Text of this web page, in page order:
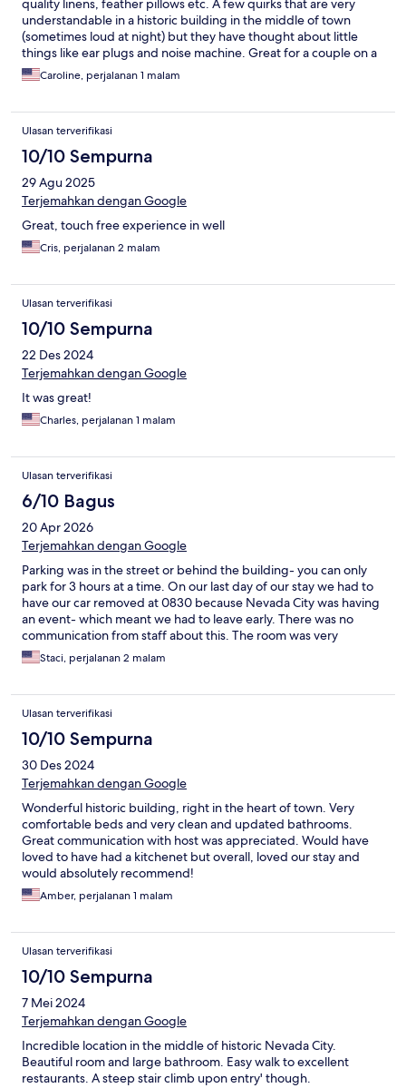
quality linens, feather pillows etc. A few quirks that are very
understandable in a historic building in the middle of town
(sometimes loud at night) but they have thought about little
things like ear plugs and noise machine. Great for a couple on a
mid week getaway
Caroline, perjalanan 1 malam
Ulasan terverifikasi
10/10 Sempurna
29 Agu 2025
Terjemahkan dengan Google
Great, touch free experience in well
Cris, perjalanan 2 malam
Ulasan terverifikasi
10/10 Sempurna
22 Des 2024
Terjemahkan dengan Google
It was great!
Charles, perjalanan 1 malam
Ulasan terverifikasi
6/10 Bagus
20 Apr 2026
Terjemahkan dengan Google
Parking was in the street or behind the building- you can only
park for 3 hours at a time. On our last day of our stay we had to
have our car removed at 0830 because Nevada City was having
an event- which meant we had to leave early. There was no
communication from staff about this. The room was very
expensive for no ice or coffee for the room and no parking
convenience.
Staci, perjalanan 2 malam
Ulasan terverifikasi
10/10 Sempurna
30 Des 2024
Terjemahkan dengan Google
Wonderful historic building, right in the heart of town. Very
comfortable beds and very clean and updated bathrooms.
Great communication with host was appreciated. Would have
loved to have had a kitchenet but overall, loved our stay and
would absolutely recommend!
Amber, perjalanan 1 malam
Ulasan terverifikasi
10/10 Sempurna
7 Mei 2024
Terjemahkan dengan Google
Incredible location in the middle of historic Nevada City.
Beautiful room and large bathroom. Easy walk to excellent
restaurants. A steep stair climb upon entry' though.